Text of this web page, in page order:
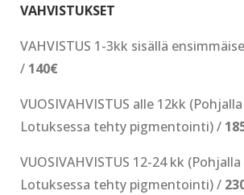
VAHVISTUKSET
VAHVISTUS 1-3kk sisällä
/ 140€
VUOSIVAHVISTUS alle 12kk (Pohjalla
Lotuksessa tehty pigmentointi) /
VUOSIVAHVISTUS 12-24 kk (Pohjalla
Lotuksessa tehty pigmentointi) /